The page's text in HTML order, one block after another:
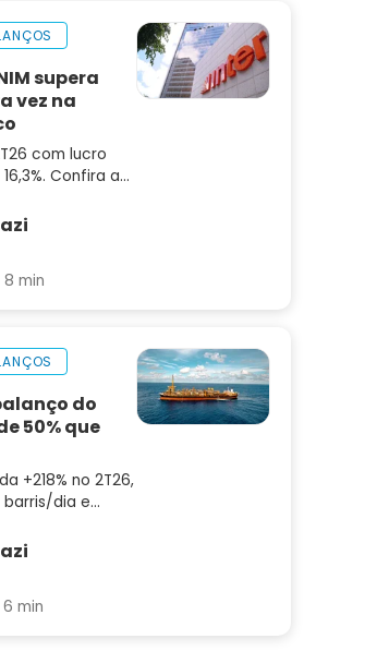
supera
vez na
com lucro
Confira a
8 min
do
50% que
+218% no 2T26,
barris/dia e
as perspectivas
6 min